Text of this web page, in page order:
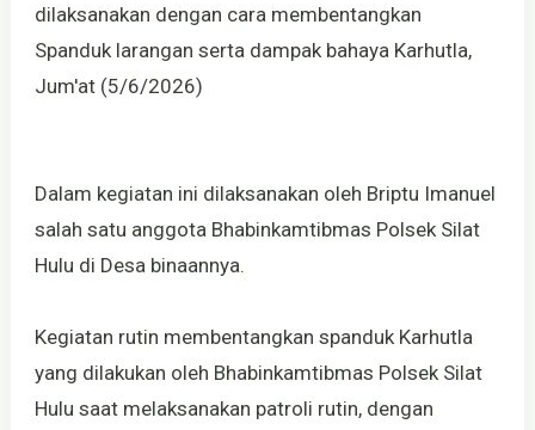
dilaksanakan dengan cara membentangkan
Spanduk larangan serta dampak bahaya Karhutla,
Jum'at (5/6/2026)
Dalam kegiatan ini dilaksanakan oleh Briptu Imanuel
salah satu anggota Bhabinkamtibmas Polsek Silat
Hulu di Desa binaannya.
Kegiatan rutin membentangkan spanduk Karhutla
yang dilakukan oleh Bhabinkamtibmas Polsek Silat
Hulu saat melaksanakan patroli rutin, dengan